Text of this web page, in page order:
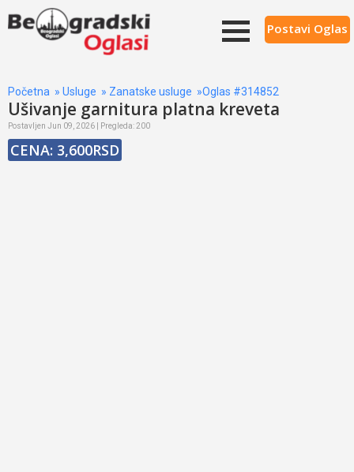
Postavi Oglas
Početna » Usluge » Zanatske usluge »Oglas #314852
Ušivanje garnitura platna kreveta
Postavljen Jun 09, 2026 | Pregleda: 200
CENA: 3,600RSD